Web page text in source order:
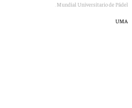
Países participantes en el Mundial Universitario de Pádel
UMA